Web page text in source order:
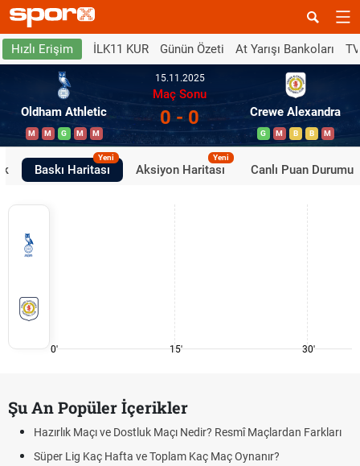
Hızlı Erişim İLK11 KUR Günün Özeti At Yarışı Bankoları
Oldham Athletic
M M G M M
15.11.2025
Maç Sonu
0 - 0 Crewe Alexandra
G M B B M
Baskı Haritası
Yeni
Aksiyon Haritası
Yeni
Canlı Puan Durumu
0' 15' 30'
Şu An Popüler İçerikler
Hazırlık Maçı ve Dostluk Maçı Nedir? Resmî Maçlardan Farkları
Süper Lig Kaç Hafta ve Toplam Kaç Maç Oynanır?